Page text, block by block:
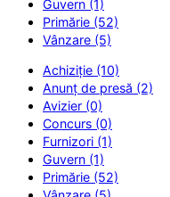
Guvern (1)
Primărie (52)
Vânzare (5)
Achiziție (10)
Anunț de presă (2)
Avizier (0)
Concurs (0)
Furnizori (1)
Guvern (1)
Primărie (52)